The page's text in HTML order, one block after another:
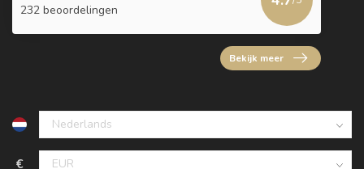
232 beoordelingen
Bekijk meer
€